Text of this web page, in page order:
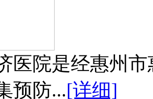
医院是经惠州
预防...[详细]